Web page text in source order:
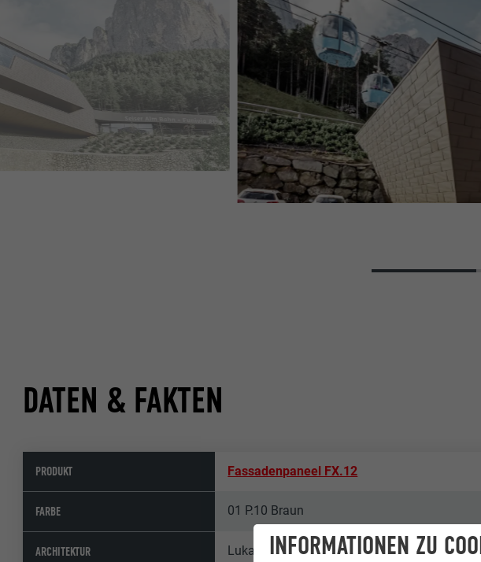
INFORMATIONEN ZU
DATEN & FAKTEN
PRODUKT Fassadenpaneel FX.12
FARBE 01 P.10 Braun
ARCHITEKTUR Lukas Burgauner